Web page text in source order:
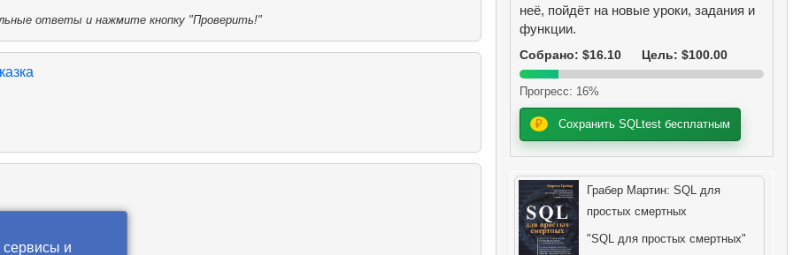
ответы и нажмите кнопку "Проверить!"
неё, пойдёт на новые уроки, задания и
функции.
Собрано: $16.10
Цель: $100.00
Прогресс: 16%
₽ Сохранить SQLtest бесплатным
Грабер Мартин: SQL для
простых смертных
"SQL для простых смертных"
сервисы и